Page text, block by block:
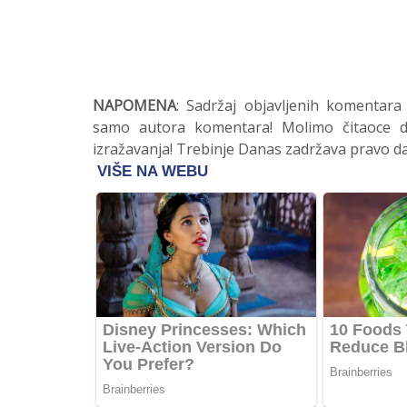
NAPOMENA: Sadržaj objavljenih
samo autora komentara! Molimo čitaoce
izražavanja! Trebinje Danas zadržava pravo